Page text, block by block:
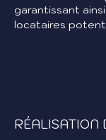
garantissant
locataires
RÉALISATION